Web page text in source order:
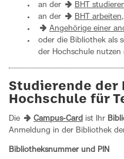
an der BHT
an der
BHT arbeiten,
Angehörige einer
oder die Bibliothek als
der Hochschule nutzen
Studierende der
Hochschule für
Die Campus-Card ist Ihr
Anmeldung in der Bibliothek
Bibliotheksnummer und PIN